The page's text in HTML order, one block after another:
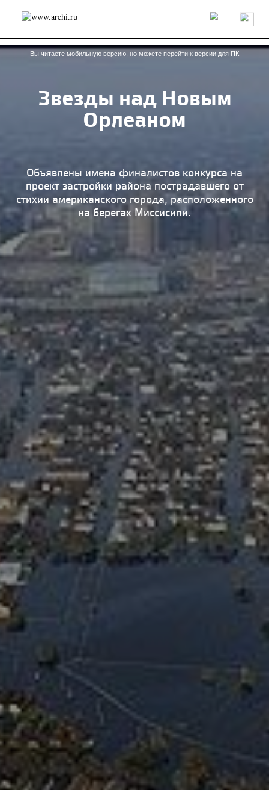
Россия Мир Технологии Интерьер Пресса
Архитекторы
Проекты
Конкурсы События Книги Вакансии
send.project Анонсы конкурсов
Блог
Интервью Исследование
Объект
Результаты конкурса
Интерьер
Книги
Наследие Образование
Урбанистика
Эко
Вы читаете мобильную версию, но можете перейти к версии для ПК
Звезды над Новым
Орлеаном
Объявлены имена финалистов конкурса на
проект застройки района пострадавшего от
стихии американского города, расположенного
на берегах Миссисипи.